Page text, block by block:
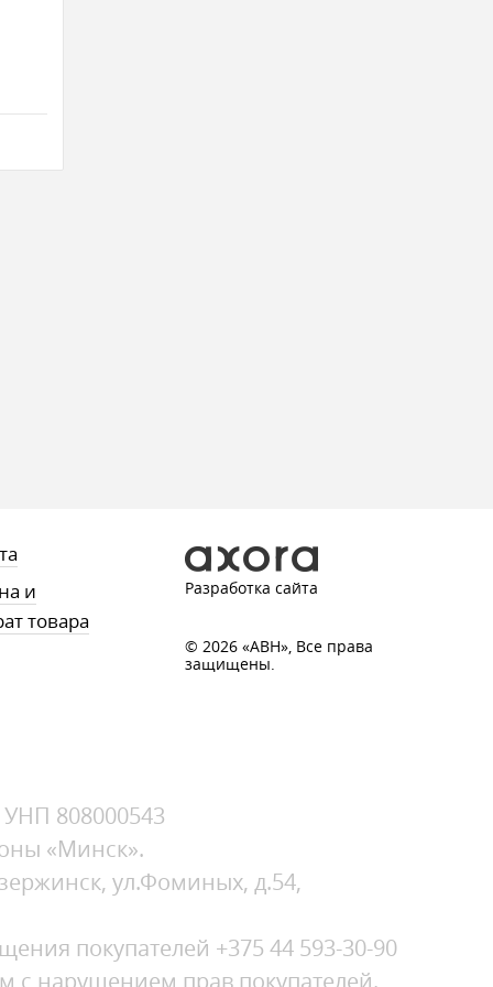
и
товара
Разработка сайта
© 2026 «АВН», Все права
защищены.
808000543
«Минск».
ул.Фоминых, д.54,
покупателей +375 44 593-30-90